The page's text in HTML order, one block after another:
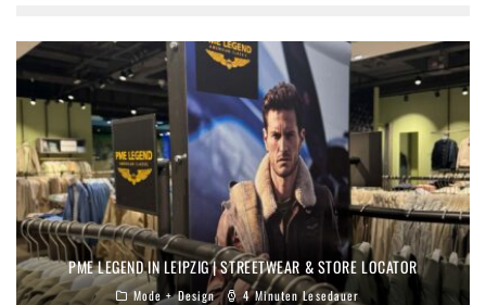
PME LEGEND IN LEIPZIG | STREETWEAR & STORE LOCATOR
Mode + Design 4 Minuten Lesedauer